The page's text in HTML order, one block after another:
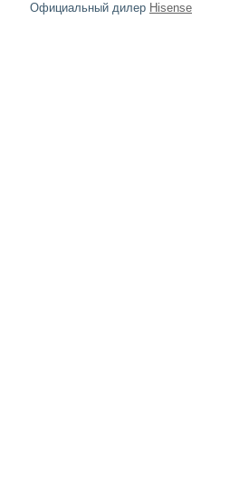
Официальный дилер Hisense